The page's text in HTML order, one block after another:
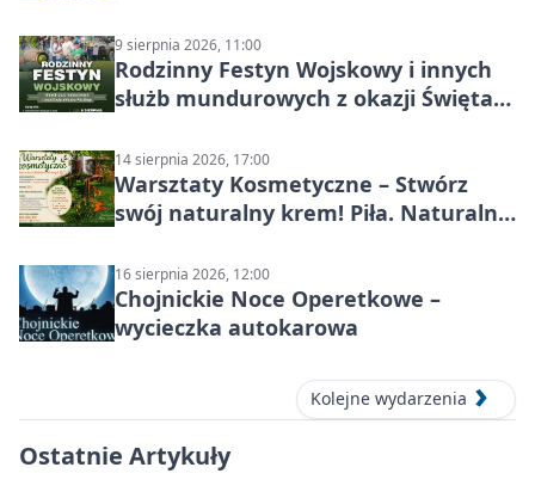
9 sierpnia 2026, 11:00
Rodzinny Festyn Wojskowy i innych
służb mundurowych z okazji Święta
14 sierpnia 2026, 17:00
Warsztaty Kosmetyczne – Stwórz
swój naturalny krem! Piła. Naturalna
16 sierpnia 2026, 12:00
Chojnickie Noce Operetkowe –
wycieczka autokarowa
Kolejne wydarzenia
Ostatnie Artykuły